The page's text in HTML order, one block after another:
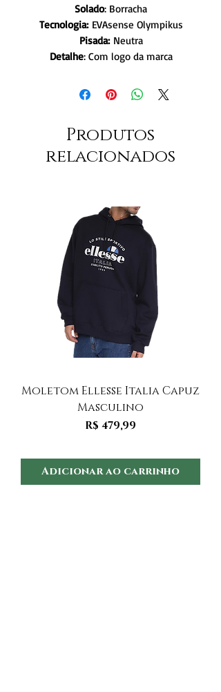
Solado: Borracha
Tecnologia:EVAsense Olympikus
Pisada:Neutra
Detalhe: Com logo da marca
Produtos
relacionados
Moletom Ellesse Italia Capuz
Masculino
Preço
R$ 479,99
Adicionar ao carrinho